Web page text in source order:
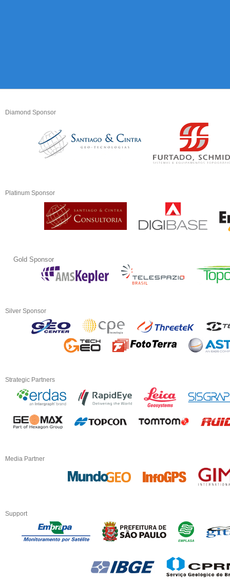
Diamond Sponsor
Platinum Sponsor
Gold Sponsor
Silver Sponsor
Strategic Partners
Media Partner
Support